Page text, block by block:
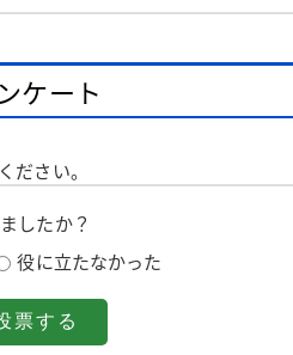
ケート
ださい。
したか？
役に立たなかった